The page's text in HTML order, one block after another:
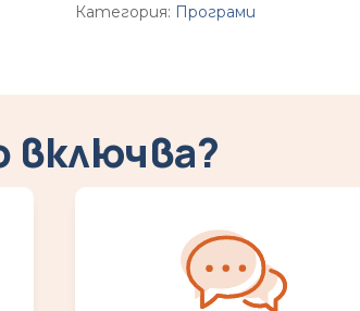
Категория: Програми
включва?